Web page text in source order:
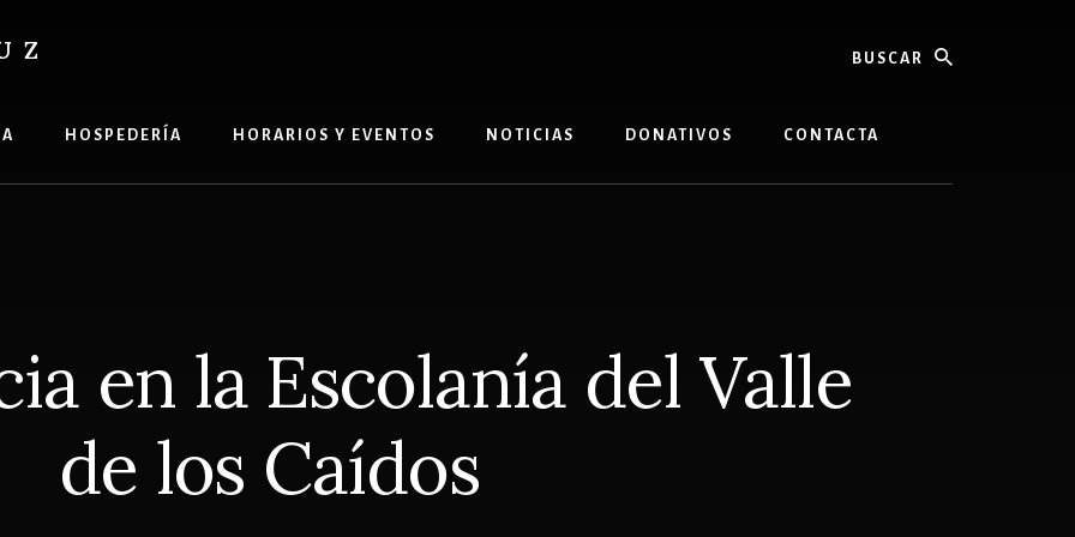
HOSPEDERÍA HORARIOS Y EVENTOS NOTICIAS DONATIVOS CONTACTA
en la Escolanía del Valle
de los Caídos